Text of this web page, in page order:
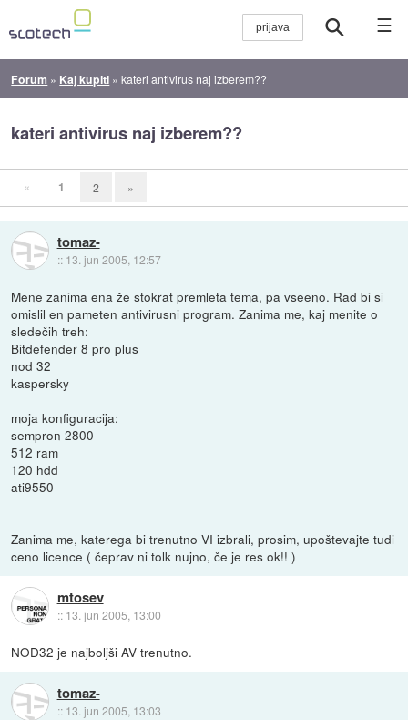
☰
Forum » Kaj kupiti »kateri antivirus naj izberem??
kateri antivirus naj izberem??
« 1 2 »
tomaz-
:: 13. jun 2005, 12:57
Mene zanima ena že stokrat premleta tema, pa vseeno. Rad bi si
omislil en pameten antivirusni program. Zanima me, kaj menite o
sledečih treh:
Bitdefender 8 pro plus
nod 32
kaspersky
moja konfiguracija:
sempron 2800
512 ram
120 hdd
ati9550
Zanima me, katerega bi trenutno VI izbrali, prosim, upoštevajte tudi
ceno licence ( čeprav ni tolk nujno, če je res ok!! )
mtosev
:: 13. jun 2005, 13:00
NOD32 je najboljši AV trenutno.
tomaz-
:: 13. jun 2005, 13:03